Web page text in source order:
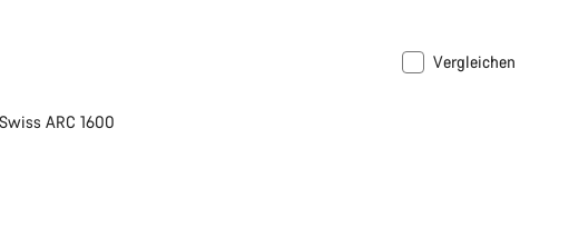
Vergleichen
ARC 1600